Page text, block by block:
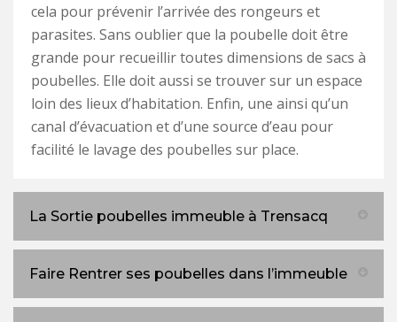
cela pour prévenir l’arrivée des rongeurs et
parasites. Sans oublier que la poubelle doit être
grande pour recueillir toutes dimensions de sacs à
poubelles. Elle doit aussi se trouver sur un espace
loin des lieux d’habitation. Enfin, une ainsi qu’un
canal d’évacuation et d’une source d’eau pour
facilité le lavage des poubelles sur place.
La Sortie poubelles immeuble à Trensacq
Faire Rentrer ses poubelles dans l’immeuble